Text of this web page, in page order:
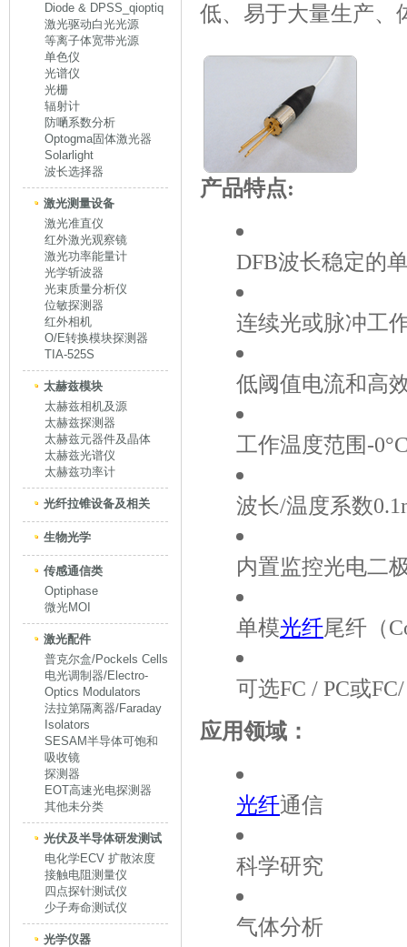
Diode & DPSS_qioptiq
激光驱动白光光源
等离子体宽带光源
单色仪
光谱仪
光栅
辐射计
防嗮系数分析
Optogma固体激光器
Solarlight
波长选择器
激光测量设备
激光准直仪
红外激光观察镜
激光功率能量计
光学斩波器
光束质量分析仪
位敏探测器
红外相机
O/E转换模块探测器
TIA-525S
太赫兹模块
太赫兹相机及源
太赫兹探测器
太赫兹元器件及晶体
太赫兹光谱仪
太赫兹功率计
光纤拉锥设备及相关
生物光学
传感通信类
Optiphase
微光MOI
激光配件
普克尔盒/Pockels Cells
电光调制器/Electro-
Optics Modulators
法拉第隔离器/Faraday
Isolators
SESAM半导体可饱和
吸收镜
探测器
EOT高速光电探测器
其他未分类
光伏及半导体研发测试
电化学ECV 扩散浓度
接触电阻测量仪
四点探针测试仪
少子寿命测试仪
光学仪器
低、易于大量生产、
产品特点:
DFB波长稳定的
连续光或脉冲工
低阈值电流和高
工作温度范围-
波长/温度系数
内置监控光电二
单模光纤尾纤（
可选FC / PC或
应用领域：
光纤通信
科学研究
气体分析